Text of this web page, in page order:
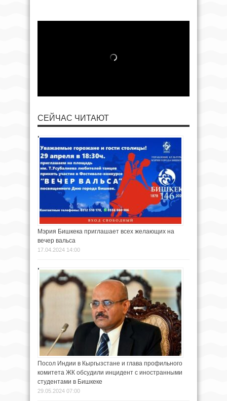
СЕЙЧАС ЧИТАЮТ
Мэрия Бишкека приглашает всех желающих на
вечер вальса
17.04.2024 14:00
Посол Индии в Кыргызстане и глава профильного
комитета ЖК обсудили инцидент с иностранными
студентами в Бишкеке
29.05.2024 07:00